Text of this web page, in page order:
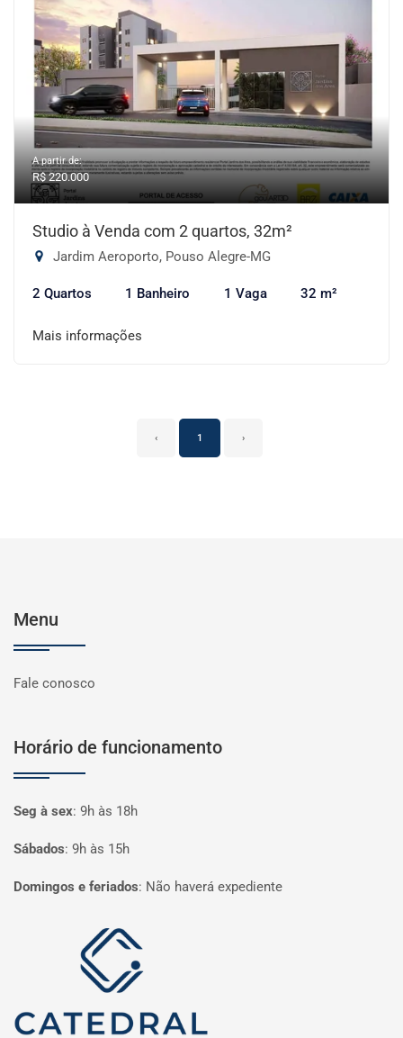
A partir de:
R$ 220.000
Studio à Venda com 2 quartos, 32m²
Jardim Aeroporto, Pouso Alegre-MG
2 Quartos 1 Banheiro 1 Vaga 32 m²
Mais informações
‹ 1 ›
Menu
Fale conosco
Horário de funcionamento
Seg à sex: 9h às 18h
Sábados: 9h às 15h
Domingos e feriados: Não haverá expediente
Página inicial